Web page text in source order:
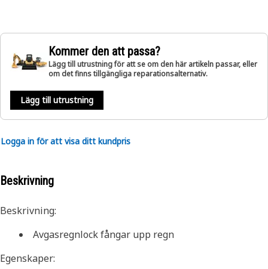
Kommer den att passa?
Lägg till utrustning för att se om den här artikeln passar, eller
om det finns tillgängliga reparationsalternativ.
Lägg till utrustning
Logga in för att visa ditt kundpris
Beskrivning
Beskrivning:
Avgasregnlock fångar upp regn
Egenskaper: